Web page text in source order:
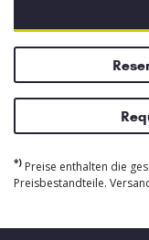
*) Preise enthalten die
Preisbestandteile.